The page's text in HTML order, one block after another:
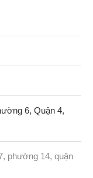
6, Quận 4,
phường 14, quận